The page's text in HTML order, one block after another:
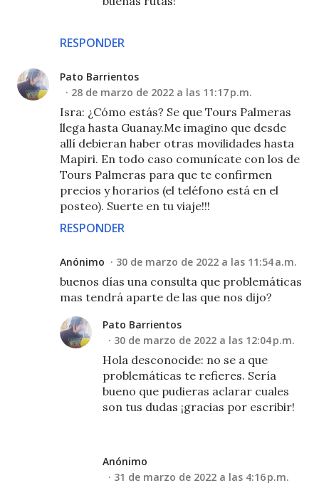
RESPONDER
Pato Barrientos
28 de marzo de 2022 a las 11:17 p.m.
Isra: ¿Cómo estás? Se que Tours Palmeras
llega hasta Guanay.Me imagino que desde
allí debieran haber otras movilidades hasta
Mapiri. En todo caso comunícate con los de
Tours Palmeras para que te confirmen
precios y horarios (el teléfono está en el
posteo). Suerte en tu viaje!!!
RESPONDER
Anónimo 30 de marzo de 2022 a las 11:54 a.m.
buenos días una consulta que problemáticas
mas tendrá aparte de las que nos dijo?
Pato Barrientos
30 de marzo de 2022 a las 12:04 p.m.
Hola desconocide: no se a que
problemáticas te refieres. Sería
bueno que pudieras aclarar cuales
son tus dudas ¡gracias por escribir!
Anónimo
31 de marzo de 2022 a las 4:16 p.m.